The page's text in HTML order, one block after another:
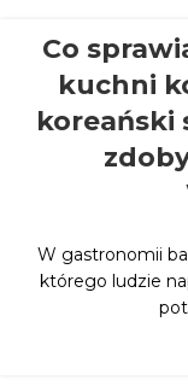
Co
kuchni
koreański
W gastronomii
którego ludzie